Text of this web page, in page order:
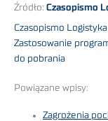
Źródło: Czasopismo
Czasopismo
Zastosowanie
do pobrania
Powiązane wpisy:
Zagrożenia